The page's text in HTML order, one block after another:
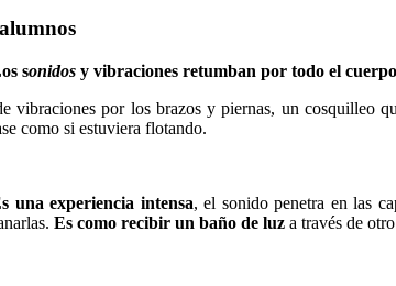
sonidos y vibraciones retumban por todo el cuerpo
vibraciones por los brazos y piernas, un cosquilleo
como si estuviera flotando.
una experiencia intensa, el sonido penetra en las
Es como recibir un baño de luz a través de